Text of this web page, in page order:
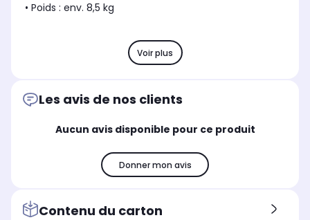
• Poids : env. 8,5 kg
Voir plus
Les avis de nos clients
Aucun avis disponible pour ce produit
Donner mon avis
Contenu du carton